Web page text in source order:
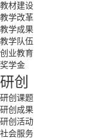
教材建设
教学改革
教学成果
教学队伍
创业教育
奖学金
研创
研创课题
研创成果
研创活动
社会服务